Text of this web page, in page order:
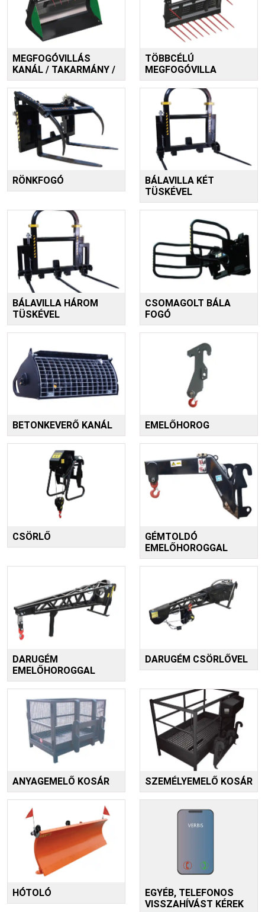
MEGFOGÓVILLÁS
KANÁL / TAKARMÁNY /
TÖBBCÉLÚ
MEGFOGÓVILLA
RÖNKFOGÓ
BÁLAVILLA KÉT
TÜSKÉVEL
BÁLAVILLA HÁROM
TÜSKÉVEL
CSOMAGOLT BÁLA
FOGÓ
BETONKEVERŐ KANÁL EMELŐHOROG
CSÖRLŐ
GÉMTOLDÓ
EMELŐHOROGGAL
DARUGÉM
EMELŐHOROGGAL
DARUGÉM CSÖRLŐVEL
ANYAGEMELŐ KOSÁR SZEMÉLYEMELŐ KOSÁR
HÓTOLÓ
EGYÉB, TELEFONOS
VISSZAHÍVÁST KÉREK